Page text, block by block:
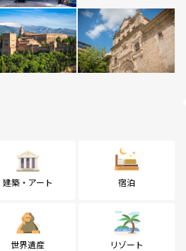
建築・アート 宿泊
世界遺産 リゾート